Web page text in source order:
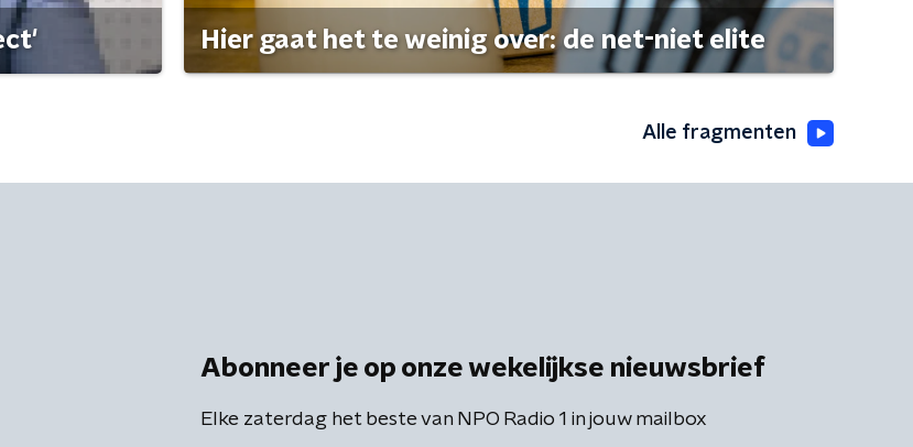
Hier gaat het te weinig over: de net-niet elite
Alle fragmenten
Abonneer je op onze wekelijkse nieuwsbrief
Elke zaterdag het beste van NPO Radio 1 in jouw mailbox